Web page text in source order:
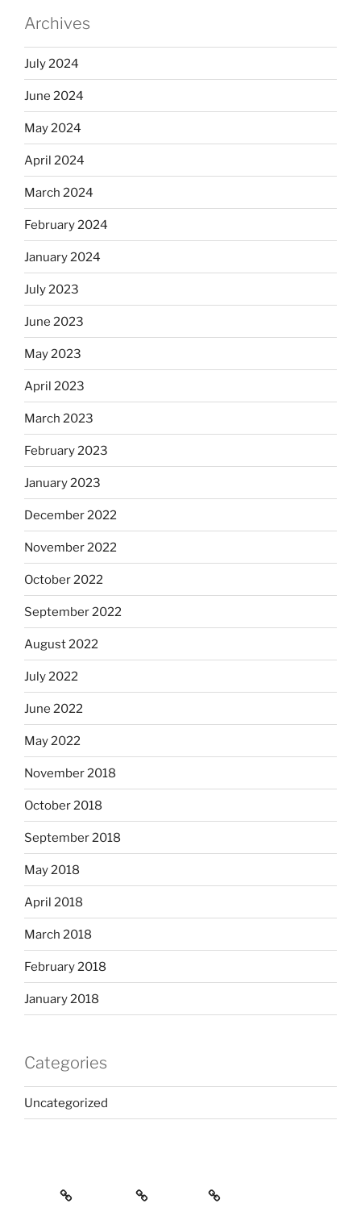
Archives
July 2024
June 2024
May 2024
April 2024
March 2024
February 2024
January 2024
July 2023
June 2023
May 2023
April 2023
March 2023
February 2023
January 2023
December 2022
November 2022
October 2022
September 2022
August 2022
July 2022
June 2022
May 2022
November 2018
October 2018
September 2018
May 2018
April 2018
March 2018
February 2018
January 2018
Categories
Uncategorized
Home Services Contact